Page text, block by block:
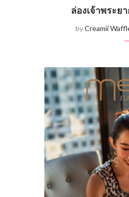
ล่องเจ้าพระย
byCreamii